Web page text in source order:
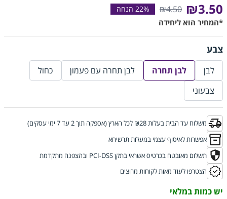
₪3.50
₪4.50
*המחיר הוא ליחידה
צבע
לבן לבן תחרה לבן תחרה עם פעמון
כחול
צבעוני
משלוח עד הבית בעלות ₪28 לכל הארץ (אספקה תוך 2 עד 7 ימי עסקים)
אפשרות לאיסוף עצמי במעלות תרשיחא
תשלום מאובטח בכרטיס אשראי בתקן PCI-DSS ובהצפנה מתקדמת
הצטרפו לעוד מאות לקוחות מרוצים